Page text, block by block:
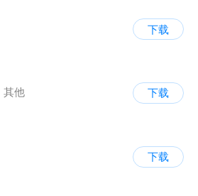
下载
其他
下载
下载